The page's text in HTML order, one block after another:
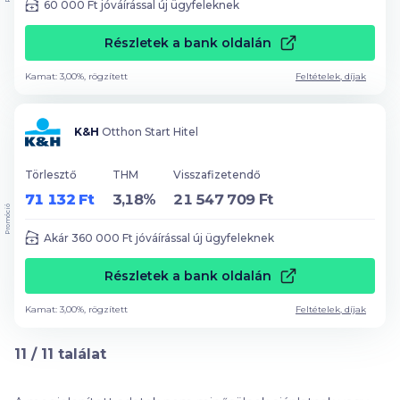
60 000 Ft jóváírással új ügyfeleknek
Részletek a bank oldalán
Kamat: 3,00%, rögzített Feltételek, díjak
K&H Otthon Start Hitel
Törlesztő
71 132 Ft
THM
3,18%
Visszafizetendő
21 547 709 Ft
Akár 360 000 Ft jóváírással új ügyfeleknek
Részletek a bank oldalán
Kamat: 3,00%, rögzített Feltételek, díjak
Promóció
11 / 11 találat